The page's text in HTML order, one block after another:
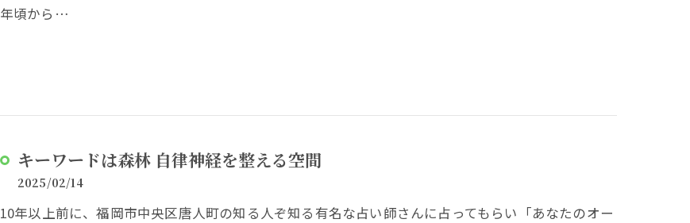
年頃から…
キーワードは森林 自律神経を整える空間
2025/02/14
10年以上前に、福岡市中央区唐人町の知る人ぞ知る有名な占い師さんに占ってもらい「あなたのオー